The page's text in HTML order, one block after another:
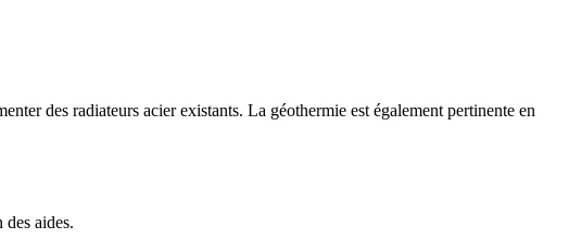
des radiateurs acier existants. La géothermie est également pertinente en
aides.